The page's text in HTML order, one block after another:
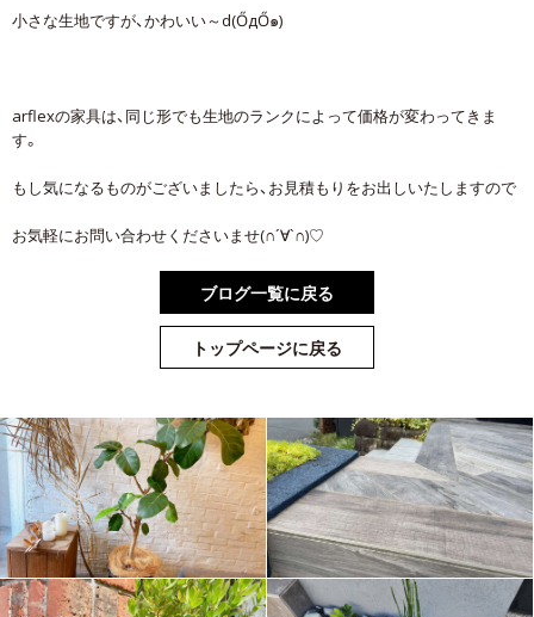
小さな生地ですが、かわいい～d(ŐдŐ๑)
arflexの家具は、同じ形でも生地のランクによって価格が変わってきま
す。
もし気になるものがございましたら、お見積もりをお出しいたしますので
お気軽にお問い合わせくださいませ(∩´∀`∩)♡
ブログ一覧に戻る
トップページに戻る